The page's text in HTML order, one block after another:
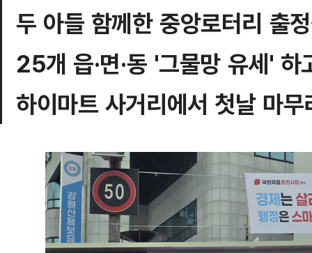
두 아들 함께한 중앙로터리 출
25개 읍·면·동 '그물망 유세' 하
하이마트 사거리에서 첫날 마무